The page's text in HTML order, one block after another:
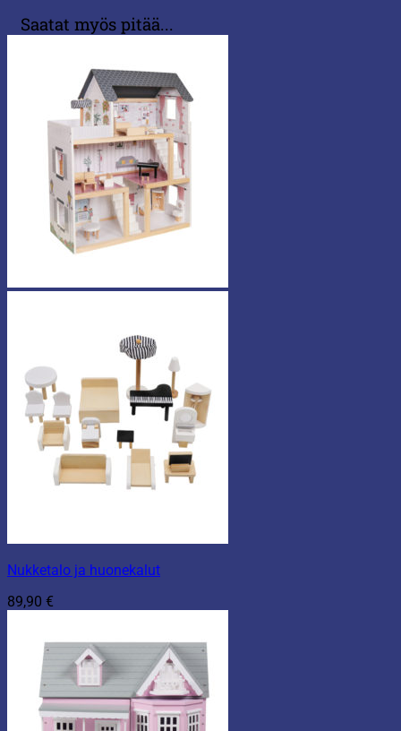
Saatat myös pitää...
Nukketalo ja huonekalut
89,90 €